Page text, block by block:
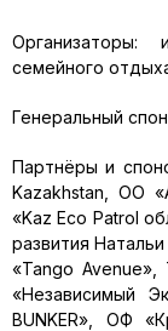
Организаторы:
семейного
Генеральный
Партнёры и
Kazakhstan, ОО
«Kaz Eco Patrol
развития
«Tango
«Независимый
BUNKER», ОФ